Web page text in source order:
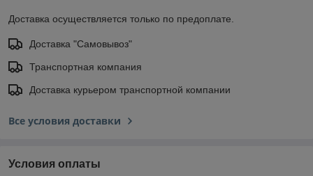
Доставка осуществляется только по предоплате.
Доставка "Самовывоз"
Транспортная компания
Доставка курьером транспортной компании
Все условия доставки
Условия оплаты